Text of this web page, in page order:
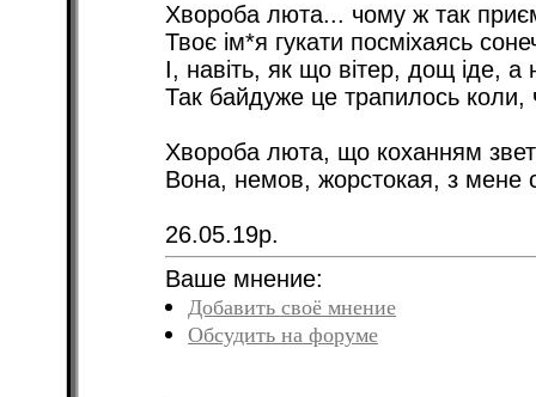
Хвороба люта... чому ж так
Твоє ім*я гукати посміхаясь
І, навіть, як що вітер, дощ іде,
Так байдуже це трапилось коли,
Хвороба люта, що коханням
Вона, немов, жорстокая, з мене
26.05.19р.
Ваше мнение:
Добавить своё мнение
Обсудить на форуме